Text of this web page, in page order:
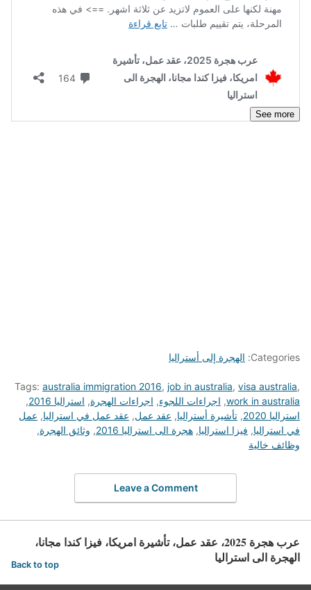
See more
Categories: الهجرة إلى أستراليا
Tags: australia immigration 2016, job in australia, visa australia,
work in australia
, اجراءات اللجوء, اجراءات الهجرة, استراليا 2016
,
استراليا 2020
, تأشيرة أستراليا, عقد عمل, عقد عمل في استراليا, عمل
في استراليا, فيزا استراليا, هجرة الى استراليا 2016 , وثائق الهجرة,
وظائف خالية
Leave a Comment
عرب هجرة 2025، عقد عمل، تأشيرة امريكا، فيزا كندا مجانا،
الهجرة الى استراليا
Back to top